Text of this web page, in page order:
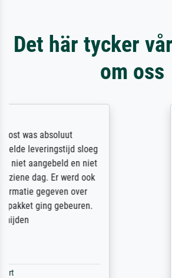
Det här tycker
om oss
Sehr gute Qualität des
des Rahmens! Unser Bild wurde
sorgfältig und sicher verpackt,
unbeschadet bei uns ankam.
unser letzter Meisterdruck sein.
Dank!